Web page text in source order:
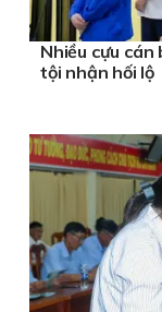
Nhiều cựu cán
tội nhận hối lộ